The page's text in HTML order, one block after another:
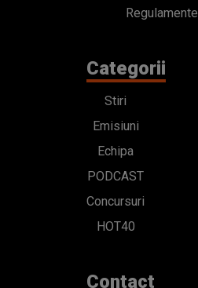
Regulamente
Categorii
Stiri
Emisiuni
Echipa
PODCAST
Concursuri
HOT40
Contact